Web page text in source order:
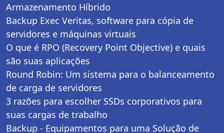
Armazenamento Híbrido
Backup Exec Veritas, software para cópia de
servidores e máquinas virtuais
O que é RPO (Recovery Point Objective) e quais
são suas aplicações
Round Robin: Um sistema para o balanceamento
de carga de servidores
3 razões para escolher SSDs corporativos para
suas cargas de trabalho
Backup - Equipamentos para uma Solução de